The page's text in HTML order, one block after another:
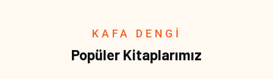
KAFA DENGİ
Popüler Kitaplarımız